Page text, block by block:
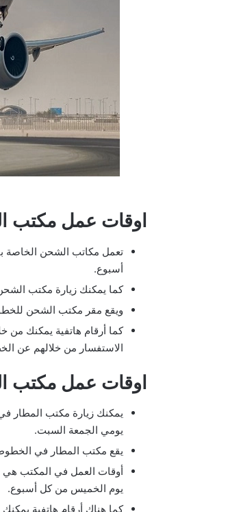
اوقات عمل مكتب
تعمل مكاتب الشحن الخاصة
أسبوع.
كما يمكنك زيارة مكتب
ويقع مقر مكتب الشحن
الاستفسار من خلالهم عن
اوقات عمل مكتب
يمكنك زيارة مكتب المطار
يومي الجمعة السبت.
يقع مكتب المطار في
أوقات العمل في المكتب هي
يوم الخميس من كل أسبوع.
كما هناك أرقام هاتفية يمكنك